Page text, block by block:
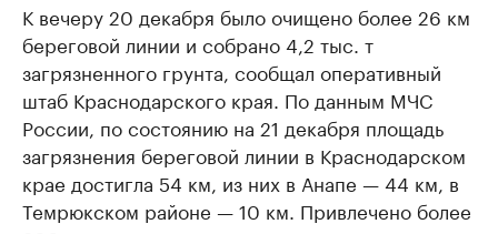
К вечеру 20 декабря было очищено более 26 км
береговой линии и собрано 4,2 тыс. т
загрязненного грунта, сообщал оперативный
штаб Краснодарского края. По данным МЧС
России, по состоянию на 21 декабря площадь
загрязнения береговой линии в Краснодарском
крае достигла 54 км, из них в Анапе — 44 км, в
Темрюкском районе — 10 км. Привлечено более